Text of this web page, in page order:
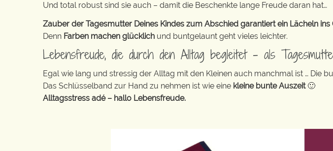
Und total robust sind sie auch – damit die Beschenkte lange Freude daran hat…
Zauber der Tagesmutter Deines Kindes zum Abschied garantiert ein Lächeln ins
Denn Farben machen glücklich und buntgelaunt geht vieles leichter.
Lebensfreude, die durch den Alltag begleitet – als
Egal wie lang und stressig der Alltag mit den Kleinen auch manchmal ist … Die
Das Schlüsselband zur Hand zu nehmen ist wie eine kleine bunte Auszeit🙂
Alltagsstress adé – hallo Lebensfreude.